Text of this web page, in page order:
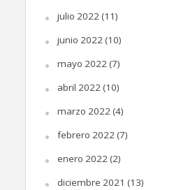
julio 2022(11)
junio 2022(10)
mayo 2022(7)
abril 2022(10)
marzo 2022(4)
febrero 2022(7)
enero 2022(2)
diciembre 2021 (13)